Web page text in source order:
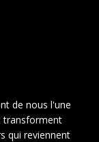
de nous l'une
transforment
qui reviennent